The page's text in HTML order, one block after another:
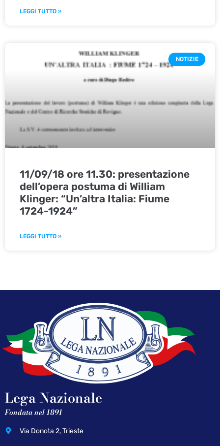
LEGGI TUTTO »
NOTIZIE
11/09/18 ore 11.30: presentazione
dell’opera postuma di William
Klinger: “Un’altra Italia: Fiume
1724-1924”
LEGGI TUTTO »
Lega Nazionale
Fondata nel 1891
Via Donota 2, Trieste